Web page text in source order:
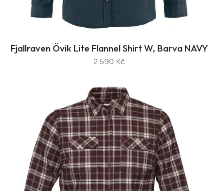
Fjallraven Övik Lite Flannel Shirt W, Barva NAVY
2 590 Kč